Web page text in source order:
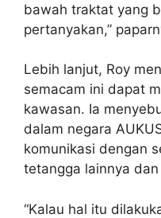
bawah traktat yang
pertanyakan,”
Lebih lanjut, Roy
semacam ini dapat
kawasan. Ia
dalam negara
komunikasi dengan
tetangga lainnya
“Kalau hal itu